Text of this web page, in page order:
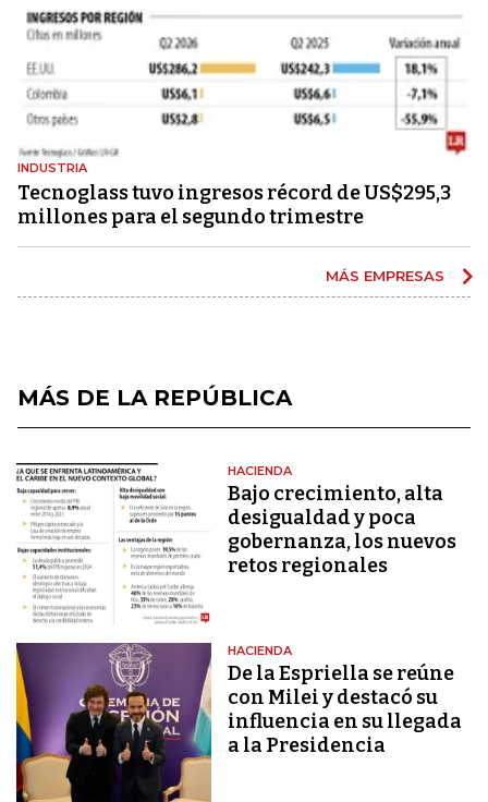
INDUSTRIA
Tecnoglass tuvo ingresos récord de US$295,3
millones para el segundo trimestre
MÁS EMPRESAS
MÁS DE LA REPÚBLICA
HACIENDA
Bajo crecimiento, alta
desigualdad y poca
gobernanza, los nuevos
retos regionales
HACIENDA
De la Espriella se reúne
con Milei y destacó su
influencia en su llegada
a la Presidencia